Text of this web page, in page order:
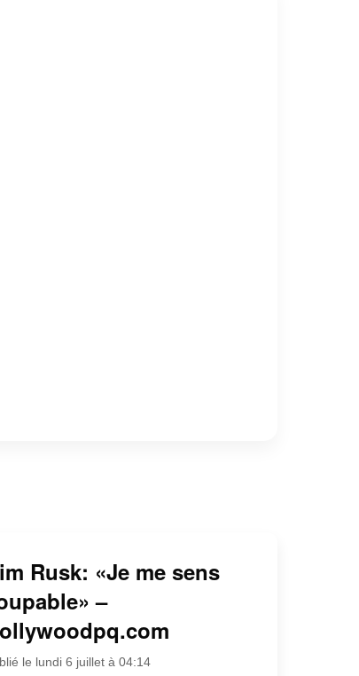
Rusk: «Je me sens
–
le lundi 6 juillet à 04:14